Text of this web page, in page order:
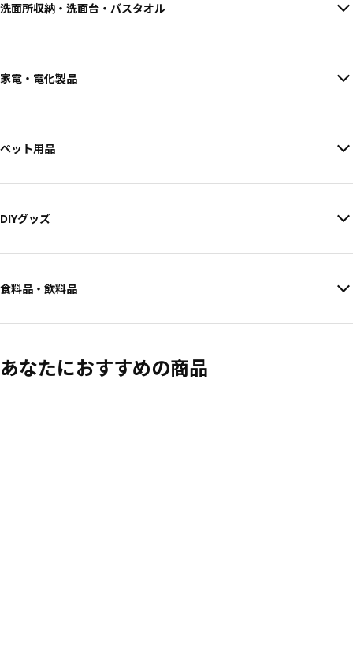
洗面所収納・洗面台・バスタオル
家電・電化製品
ペット用品
DIYグッズ
食料品・飲料品
あなたにおすすめの商品